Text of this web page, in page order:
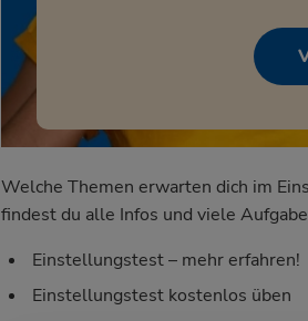
Welche Themen erwarten dich im
findest du alle Infos und viele
Einstellungstest – mehr erfahren!
Einstellungstest kostenlos üben